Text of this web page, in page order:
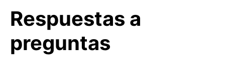
Respuestas a
preguntas